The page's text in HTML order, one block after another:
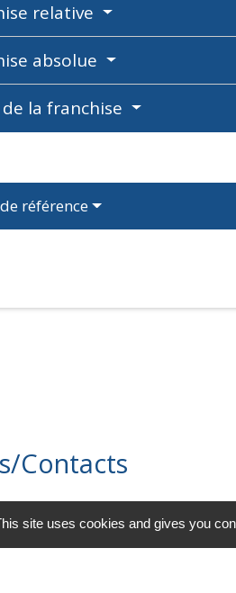
relative
absolue
de la franchise
référence
Contacts
Barjouville
- FRANCE
site uses cookies and gives you